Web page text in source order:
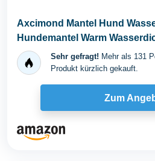
Axcimond Mantel Hund
Hundemantel Warm
Fleece Hundepullover...
Sehr gefragt! Mehr als 131
Produkt kürzlich gekauft.
Zum